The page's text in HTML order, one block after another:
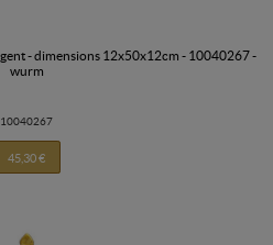
wurm
10040267
45,30 €